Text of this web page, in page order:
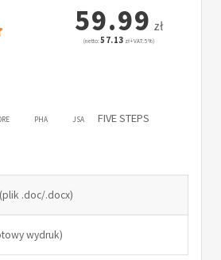
59.99 zł
(netto:57.13 zł + VAT: 5%)
PHA JSA FIVE STEPS
.doc/.docx)
wydruk)